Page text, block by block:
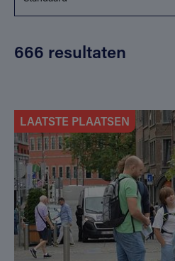
666 resultaten
LAATSTE PLAATSEN